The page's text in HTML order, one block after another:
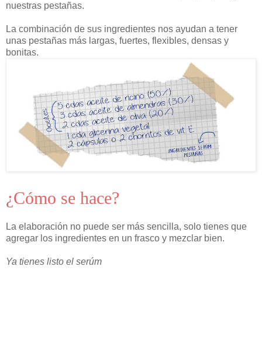
nuestras pestañas.
La combinación de sus ingredientes nos ayudan a tener
unas pestañas más largas, fuertes, flexibles, densas y
bonitas.
¿Cómo se hace?
La elaboración no puede ser más sencilla, solo tienes que
agregar los ingredientes en un frasco y mezclar bien.
Ya tienes listo el serúm